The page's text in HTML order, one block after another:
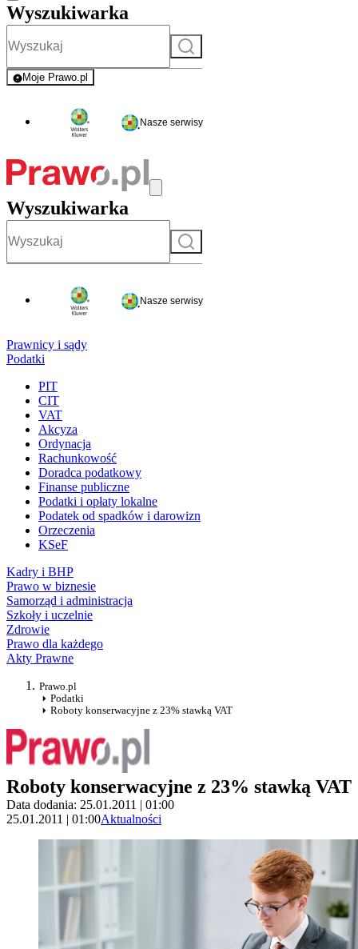
Wyszukiwarka
Szukaj
Moje Prawo.pl
- rejestracja i logowanie do serwisu
Nasze serwisy
Wyszukiwarka
Szukaj
Nasze serwisy
Prawnicy i sądy
Podatki
PIT
CIT
VAT
Akcyza
Ordynacja
Rachunkowość
Doradca podatkowy
Finanse publiczne
Podatki i opłaty lokalne
Podatek od spadków i darowizn
Orzeczenia
KSeF
Kadry i BHP
Prawo w biznesie
Samorząd i administracja
Szkoły i uczelnie
Zdrowie
Prawo dla każdego
Akty Prawne
Prawo.pl
Podatki
Roboty konserwacyjne z 23% stawką VAT
Roboty konserwacyjne z 23% stawką VAT
Data dodania: 25.01.2011 | 01:00
25.01.2011 | 01:00Aktualności